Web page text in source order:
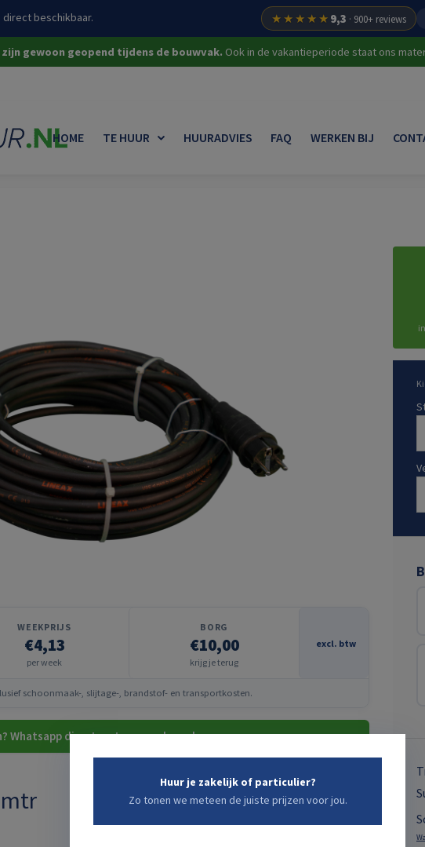
beschikbaar. ★★★★★ 9,3 · 900+ reviews
zijn gewoon geopend tijdens de bouwvak. Ook in de vakantieperiode staat ons
HOME TE HUUR HUURADVIES FAQ WERKEN BIJ
WEEKPRIJS
€4,13
per week
BORG
€10,00
krijg je terug
excl. btw
schoonmaak-, slijtage-, brandstof- en transportkosten.
Whatsapp direct met een medewerker
Huur je zakelijk of particulier?
Zo tonen we meteen de juiste prijzen voor jou.